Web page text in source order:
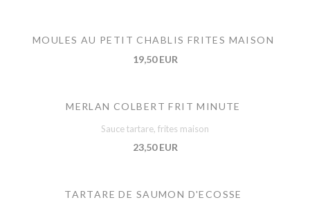
MOULES AU PETIT CHABLIS FRITES MAISON
19,50 EUR
MERLAN COLBERT FRIT MINUTE
Sauce tartare, frites maison
23,50 EUR
TARTARE DE SAUMON D'ECOSSE